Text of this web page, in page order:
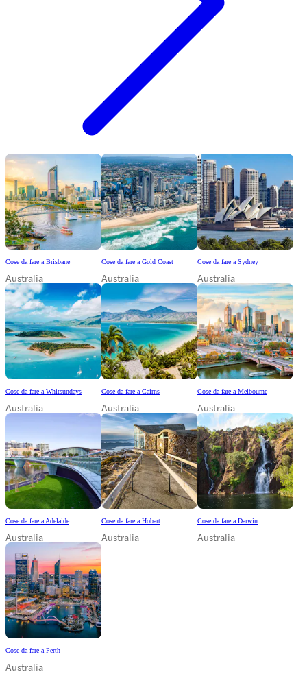
Cose da fare a Brisbane
Australia
Cose da fare a Gold Coast
Australia
Cose da fare a Sydney
Australia
Cose da fare a Whitsundays
Australia
Cose da fare a Cairns
Australia
Cose da fare a Melbourne
Australia
Cose da fare a Adelaide
Australia
Cose da fare a Hobart
Australia
Cose da fare a Darwin
Australia
Cose da fare a Perth
Australia